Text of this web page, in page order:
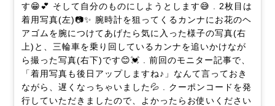
す😁💕 そして自分のものにしようとします😅 . 2枚目は
着用写真(左)📷✨ 腕時計を狙ってくるカンナにお花のヘ
アゴムを腕につけてあげたら気に入った様子の写真(右
上)と、三輪車を乗り回しているカンナを追いかけなが
ら撮った写真(右下)です😊💓 . 前回のモニター記事で、
「着用写真も後日アップしますね♪」なんて言っておき
ながら、遅くなっちゃいました💦 . クーポンコードを発
行していただきましたので、よかったらお使いください